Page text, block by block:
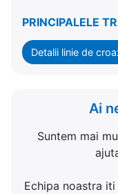
PRINCIPALELE
Detalii linie de
Ai
Suntem mai
Echipa noastra